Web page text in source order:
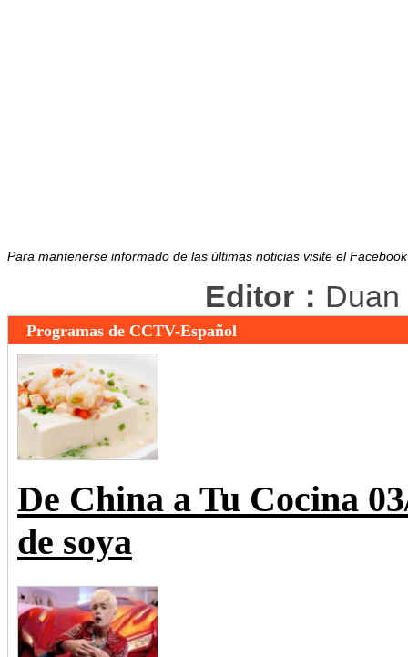
Para mantenerse informado de las últimas noticias visite el
Editor：
Programas de CCTV-Español
De China a Tu Cocina
de soya